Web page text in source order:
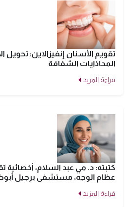
تقويم الأسنان إنفيزالاين:
المحاذايات الشفافة
قراءة المزيد
كتبته: د. مي عبد السلام، أخصائية
عظام الوجه، مستشفى برجيل
قراءة المزيد